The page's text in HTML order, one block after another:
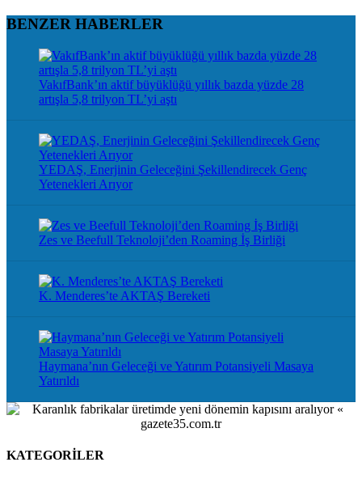
BENZER HABERLER
VakıfBank’ın aktif büyüklüğü yıllık bazda yüzde 28
artışla 5,8 trilyon TL’yi aştı
YEDAŞ, Enerjinin Geleceğini Şekillendirecek Genç
Yetenekleri Arıyor
Zes ve Beefull Teknoloji’den Roaming İş Birliği
K. Menderes’te AKTAŞ Bereketi
Haymana’nın Geleceği ve Yatırım Potansiyeli Masaya
Yatırıldı
KATEGORİLER